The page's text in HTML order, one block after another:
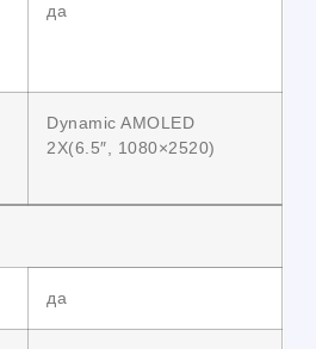
да
Dynamic AMOLED
2X(6.5″, 1080×2520)
да